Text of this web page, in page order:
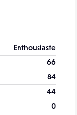
Enthousiaste
66
84
44
0